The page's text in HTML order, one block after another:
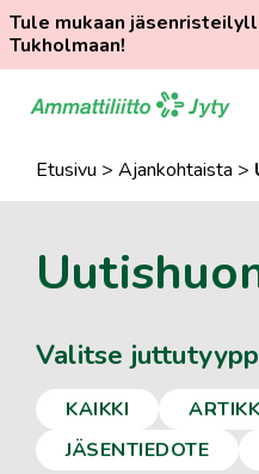
Tule mukaan
Tukholmaan!
suoraan
Etusivu > Ajankohtaista >
Valitse
KAIKKI
JÄSENTIEDOTE